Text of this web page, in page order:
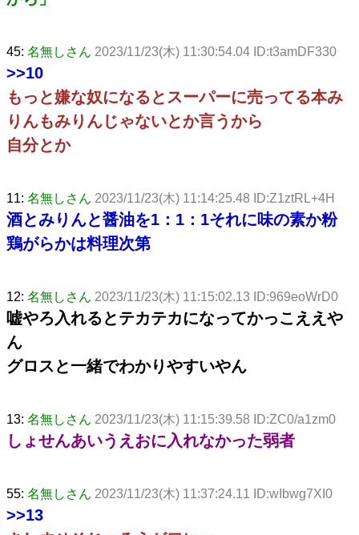
45: 名無しさん 2023/11/23(木) 11:30:54.04 ID:t3amDF330
>>10
もっと嫌な奴になるとスーパーに売ってる本み
りんもみりんじゃないとか言うから
自分とか
11: 名無しさん 2023/11/23(木) 11:14:25.48 ID:Z1ztRL+4H
酒とみりんと醤油を1：1：1それに味の素か粉
鶏がらかは料理次第
12: 名無しさん 2023/11/23(木) 11:15:02.13 ID:969eoWrD0
嘘やろ入れるとテカテカになってかっこええや
ん
グロスと一緒でわかりやすいやん
13: 名無しさん 2023/11/23(木) 11:15:39.58 ID:ZC0/a1zm0
しょせんあいうえおに入れなかった弱者
55: 名無しさん 2023/11/23(木) 11:37:24.11 ID:wIbwg7XI0
>>13